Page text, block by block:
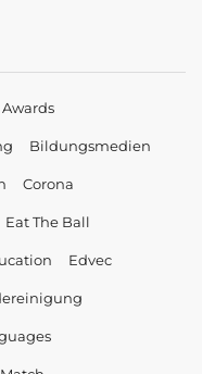
Awards
Bildungsmedien
Corona
Eat The Ball
Edvec